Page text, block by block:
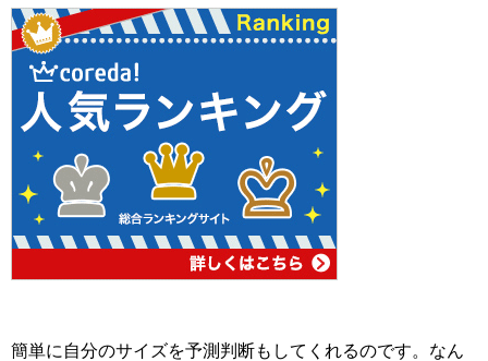
簡単に自分のサイズを予測判断もしてくれるのです。なん